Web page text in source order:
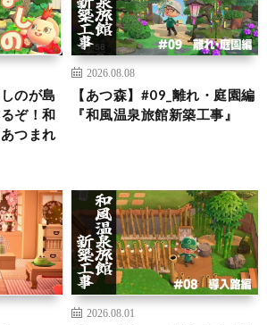
のが島
ぞ！和
つまれ
2026.08.08
【あつ森】#09_離れ・庭園編
『和風温泉旅館新築工事』
2026.08.01